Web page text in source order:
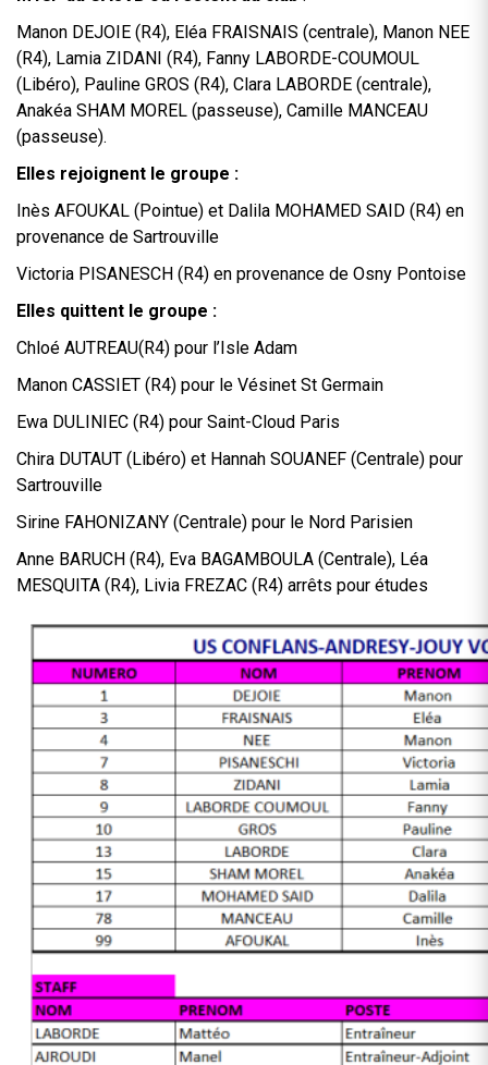
Manon DEJOIE (R4), Eléa FRAISNAIS (centrale), Manon NEE
(R4), Lamia ZIDANI (R4), Fanny LABORDE-COUMOUL
(Libéro), Pauline GROS (R4), Clara LABORDE (centrale),
Anakéa SHAM MOREL (passeuse), Camille MANCEAU
(passeuse).
Elles rejoignent le groupe :
Inès AFOUKAL (Pointue) et Dalila MOHAMED SAID (R4) en
provenance de Sartrouville
Victoria PISANESCH (R4) en provenance de Osny Pontoise
Elles quittent le groupe :
Chloé AUTREAU(R4) pour l’Isle Adam
Manon CASSIET (R4) pour le Vésinet St Germain
Ewa DULINIEC (R4) pour Saint-Cloud Paris
Chira DUTAUT (Libéro) et Hannah SOUANEF (Centrale) pour
Sartrouville
Sirine FAHONIZANY (Centrale) pour le Nord Parisien
Anne BARUCH (R4), Eva BAGAMBOULA (Centrale), Léa
MESQUITA (R4), Livia FREZAC (R4) arrêts pour études